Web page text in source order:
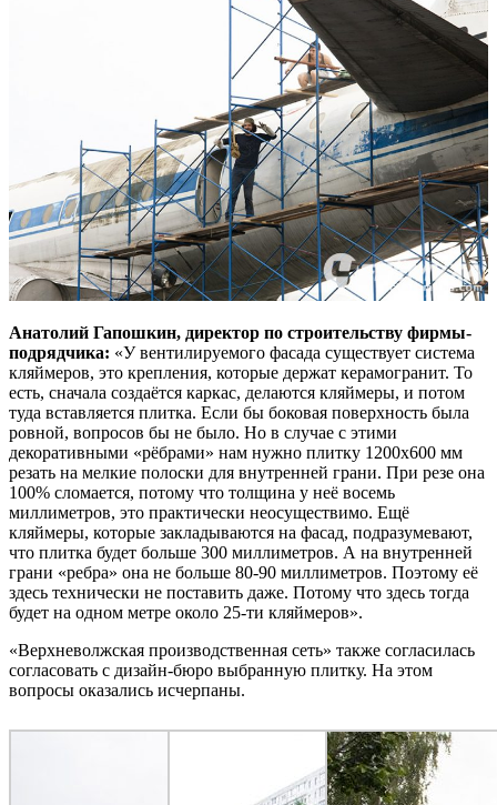
Анатолий Гапошкин, директор по строительству фирмы-
подрядчика: «У вентилируемого фасада существует система
кляймеров, это крепления, которые держат керамогранит. То
есть, сначала создаётся каркас, делаются кляймеры, и потом
туда вставляется плитка. Если бы боковая поверхность была
ровной, вопросов бы не было. Но в случае с этими
декоративными «рёбрами» нам нужно плитку 1200х600 мм
резать на мелкие полоски для внутренней грани. При резе она
100% сломается, потому что толщина у неё восемь
миллиметров, это практически неосуществимо. Ещё
кляймеры, которые закладываются на фасад, подразумевают,
что плитка будет больше 300 миллиметров. А на внутренней
грани «ребра» она не больше 80-90 миллиметров. Поэтому её
здесь технически не поставить даже. Потому что здесь тогда
будет на одном метре около 25-ти кляймеров».
«Верхневолжская производственная сеть» также согласилась
согласовать с дизайн-бюро выбранную плитку. На этом
вопросы оказались исчерпаны.